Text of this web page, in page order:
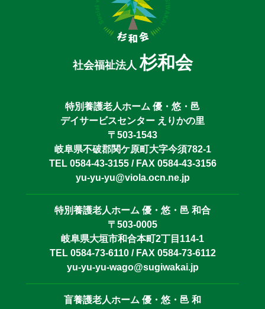
社会福祉法人杉和会
特別養護老人ホーム 優・悠・邑
デイサービスセンター えりかの里
〒503-1543
岐阜県不破郡関ケ原町大字今須782-1
TEL 0584-43-3155 / FAX 0584-43-3156
yu-yu-yu@viola.ocn.ne.jp
特別養護老人ホーム 優・悠・邑 和合
〒503-0005
岐阜県大垣市和合本町2丁目114-1
TEL 0584-73-6110 / FAX 0584-73-6112
yu-yu-yu-wago@sugiwakai.jp
盲養護老人ホーム 優・悠・邑 和